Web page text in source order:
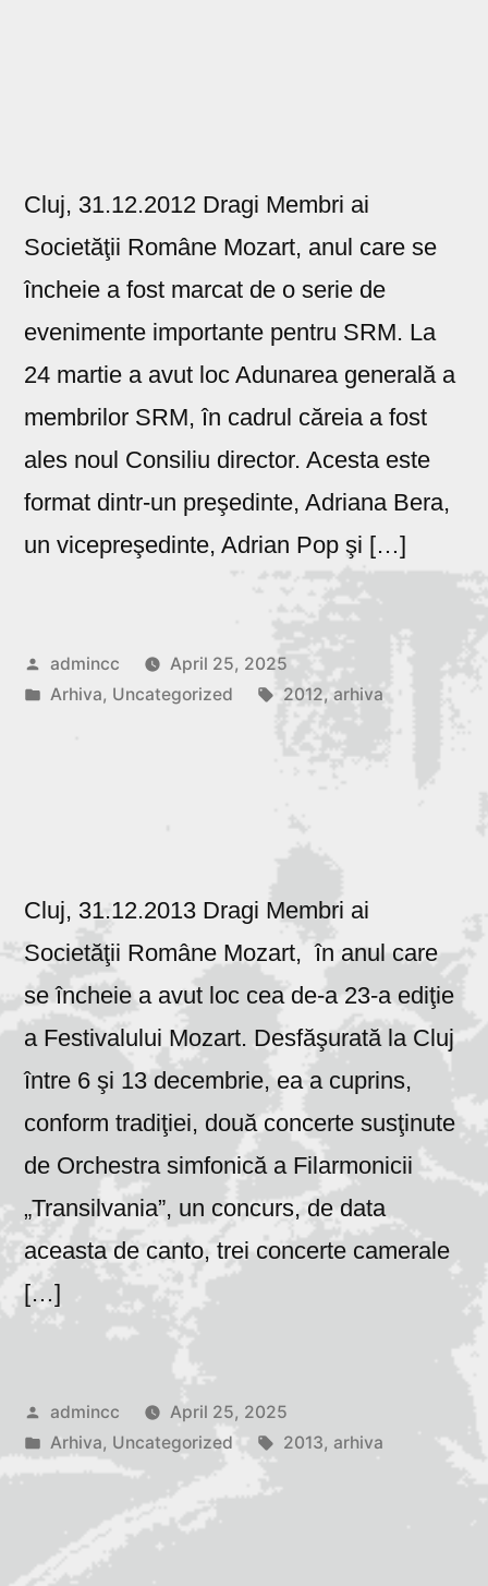
Cluj, 31.12.2012 Dragi Membri ai
Societăţii Române Mozart, anul care se
încheie a fost marcat de o serie de
evenimente importante pentru SRM. La
24 martie a avut loc Adunarea generală a
membrilor SRM, în cadrul căreia a fost
ales noul Consiliu director. Acesta este
format dintr-un preşedinte, Adriana Bera,
un vicepreşedinte, Adrian Pop şi […]
Posted
by
admincc
April 25, 2025
Posted
Arhiva, Uncategorized Tags:
2012, arhiva
Cluj, 31.12.2013 Dragi Membri ai
Societăţii Române Mozart, în anul care
se încheie a avut loc cea de-a 23-a ediţie
a Festivalului Mozart. Desfăşurată la Cluj
între 6 şi 13 decembrie, ea a cuprins,
conform tradiţiei, două concerte susţinute
de Orchestra simfonică a Filarmonicii
„Transilvania”, un concurs, de data
aceasta de canto, trei concerte camerale
[…]
Posted
by
admincc
April 25, 2025
Posted
Arhiva, Uncategorized Tags:
2013, arhiva